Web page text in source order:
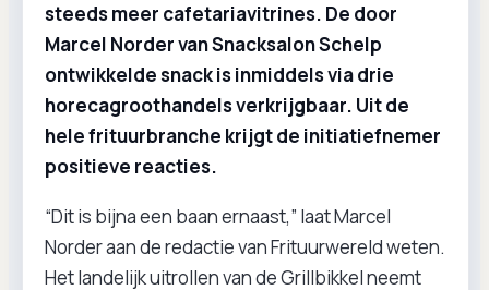
steeds meer cafetariavitrines. De door
Marcel Norder van Snacksalon Schelp
ontwikkelde snack is inmiddels via drie
horecagroothandels verkrijgbaar. Uit de
hele frituurbranche krijgt de initiatiefnemer
positieve reacties.
“Dit is bijna een baan ernaast,” laat Marcel
Norder aan de redactie van Frituurwereld weten.
Het landelijk uitrollen van de Grillbikkel neemt